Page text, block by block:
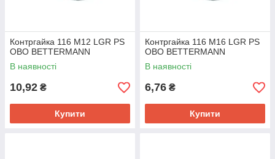
Контргайка 116 M12 LGR PS
OBO BETTERMANN
В наявності
10,92 ₴
Купити
Контргайка 116 M16 LGR PS
OBO BETTERMANN
В наявності
6,76 ₴
Купити